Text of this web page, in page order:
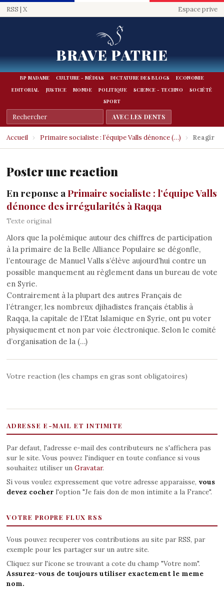
RSS | X Espace prive
BRAVE PATRIE
BP MADAME CULTURE - MÉDIAS DICTATURE DES BLOGS
ECONOMIE
EDITORIAL
JUSTICE MONDE POLITIQUE SCIENCE - TECHNO
SOCIÉTÉ
SPORT
Accueil › Primaire socialiste : l’équipe Valls dénonce (…) › Reagir
Poster une reaction
En reponse aPrimaire socialiste : l’équipe Valls
dénonce des irrégularités à Raqqa
Texte original
Alors que la polémique autour des chiffres de participation
à la primaire de la Belle Alliance Populaire se dégonfle,
l’entourage de Manuel Valls s’élève aujourd’hui contre un
possible manquement au règlement dans un bureau de vote
en Syrie.
Contrairement à la plupart des autres Français de
l’étranger, les nombreux djihadistes français établis à
Raqqa, la capitale de l’Etat Islamique en Syrie, ont pu voter
physiquement et non par voie électronique. Selon le comité
d’organisation de la (…)
Votre reaction (les champs en gras sont obligatoires)
ADRESSE E-MAIL ET INTIMITE
Par defaut, l'adresse e-mail des contributeurs ne s'affichera pas
sur le site. Vous pouvez l'indiquer en toute confiance si vous
souhaitez utiliser un Gravatar.
Si vous voulez expressement que votre adresse apparaisse, vous
devez cocherl'option "Je fais don de mon intimite a la France".
VOTRE PROPRE FLUX RSS
Vous pouvez recuperer vos contributions au site par RSS, par
exemple pour les partager sur un autre site.
Cliquez sur l'icone se trouvant a cote du champ "Votre nom".
Assurez-vous de toujours utiliser exactement le meme
nom.